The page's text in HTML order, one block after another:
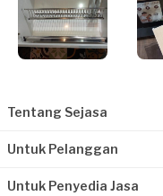
Tentang Sejasa
Untuk Pelanggan
Untuk Penyedia Jasa